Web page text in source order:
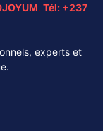
. Tél: +237
experts et